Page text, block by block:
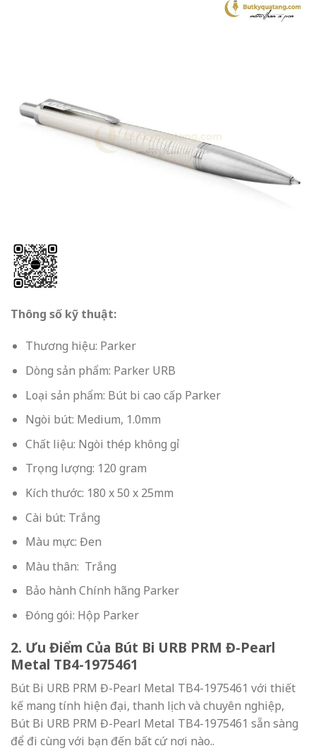
Thông số kỹ thuật:
Thương hiệu: Parker
Dòng sản phẩm: Parker URB
Loại sản phẩm: Bút bi cao cấp Parker
Ngòi bút: Medium, 1.0mm
Chất liệu: Ngòi thép không gỉ
Trọng lượng: 120 gram
Kích thước: 180 x 50 x 25mm
Cài bút: Trắng
Màu mực: Đen
Màu thân: Trắng
Bảo hành Chính hãng Parker
Đóng gói: Hộp Parker
2. Ưu Điểm Của Bút Bi URB PRM Đ-Pearl
Metal TB4-1975461
Bút Bi URB PRM Đ-Pearl Metal TB4-1975461 với thiết
kế mang tính hiện đại, thanh lịch và chuyên nghiệp,
Bút Bi URB PRM Đ-Pearl Metal TB4-1975461 sẵn sàng
để đi cùng với bạn đến bất cứ nơi nào..